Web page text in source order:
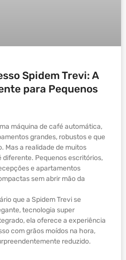
Spidem Trevi: A
para Pequenos
máquina de café automática,
grandes, robustos e que
Mas a realidade de muitos
diferente. Pequenos escritórios,
e apartamentos
sem abrir mão da
que a Spidem Trevi se
tecnologia super
ela oferece a experiência
com grãos moídos na hora,
reduzido.